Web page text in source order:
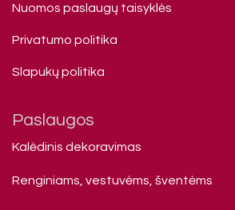
Nuomos paslaugų taisyklės
Privatumo politika
Slapukų politika
Paslaugos
Kalėdinis dekoravimas
Renginiams, vestuvėms, šventėms